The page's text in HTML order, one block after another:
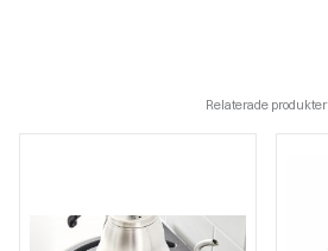
Relaterade produkter